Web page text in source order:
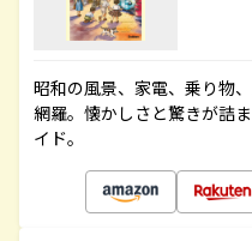
昭和の風景、家電、乗り物
網羅。懐かしさと驚きが詰
イド。